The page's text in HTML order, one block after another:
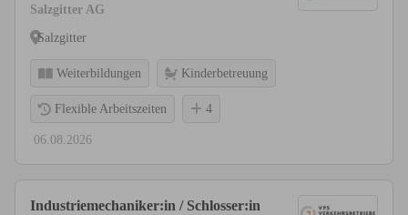
Salzgitter AG
Salzgitter
Weiterbildungen Kinderbetreuung
Flexible Arbeitszeiten 4
06.08.2026
Industriemechaniker:in / Schlosser:in